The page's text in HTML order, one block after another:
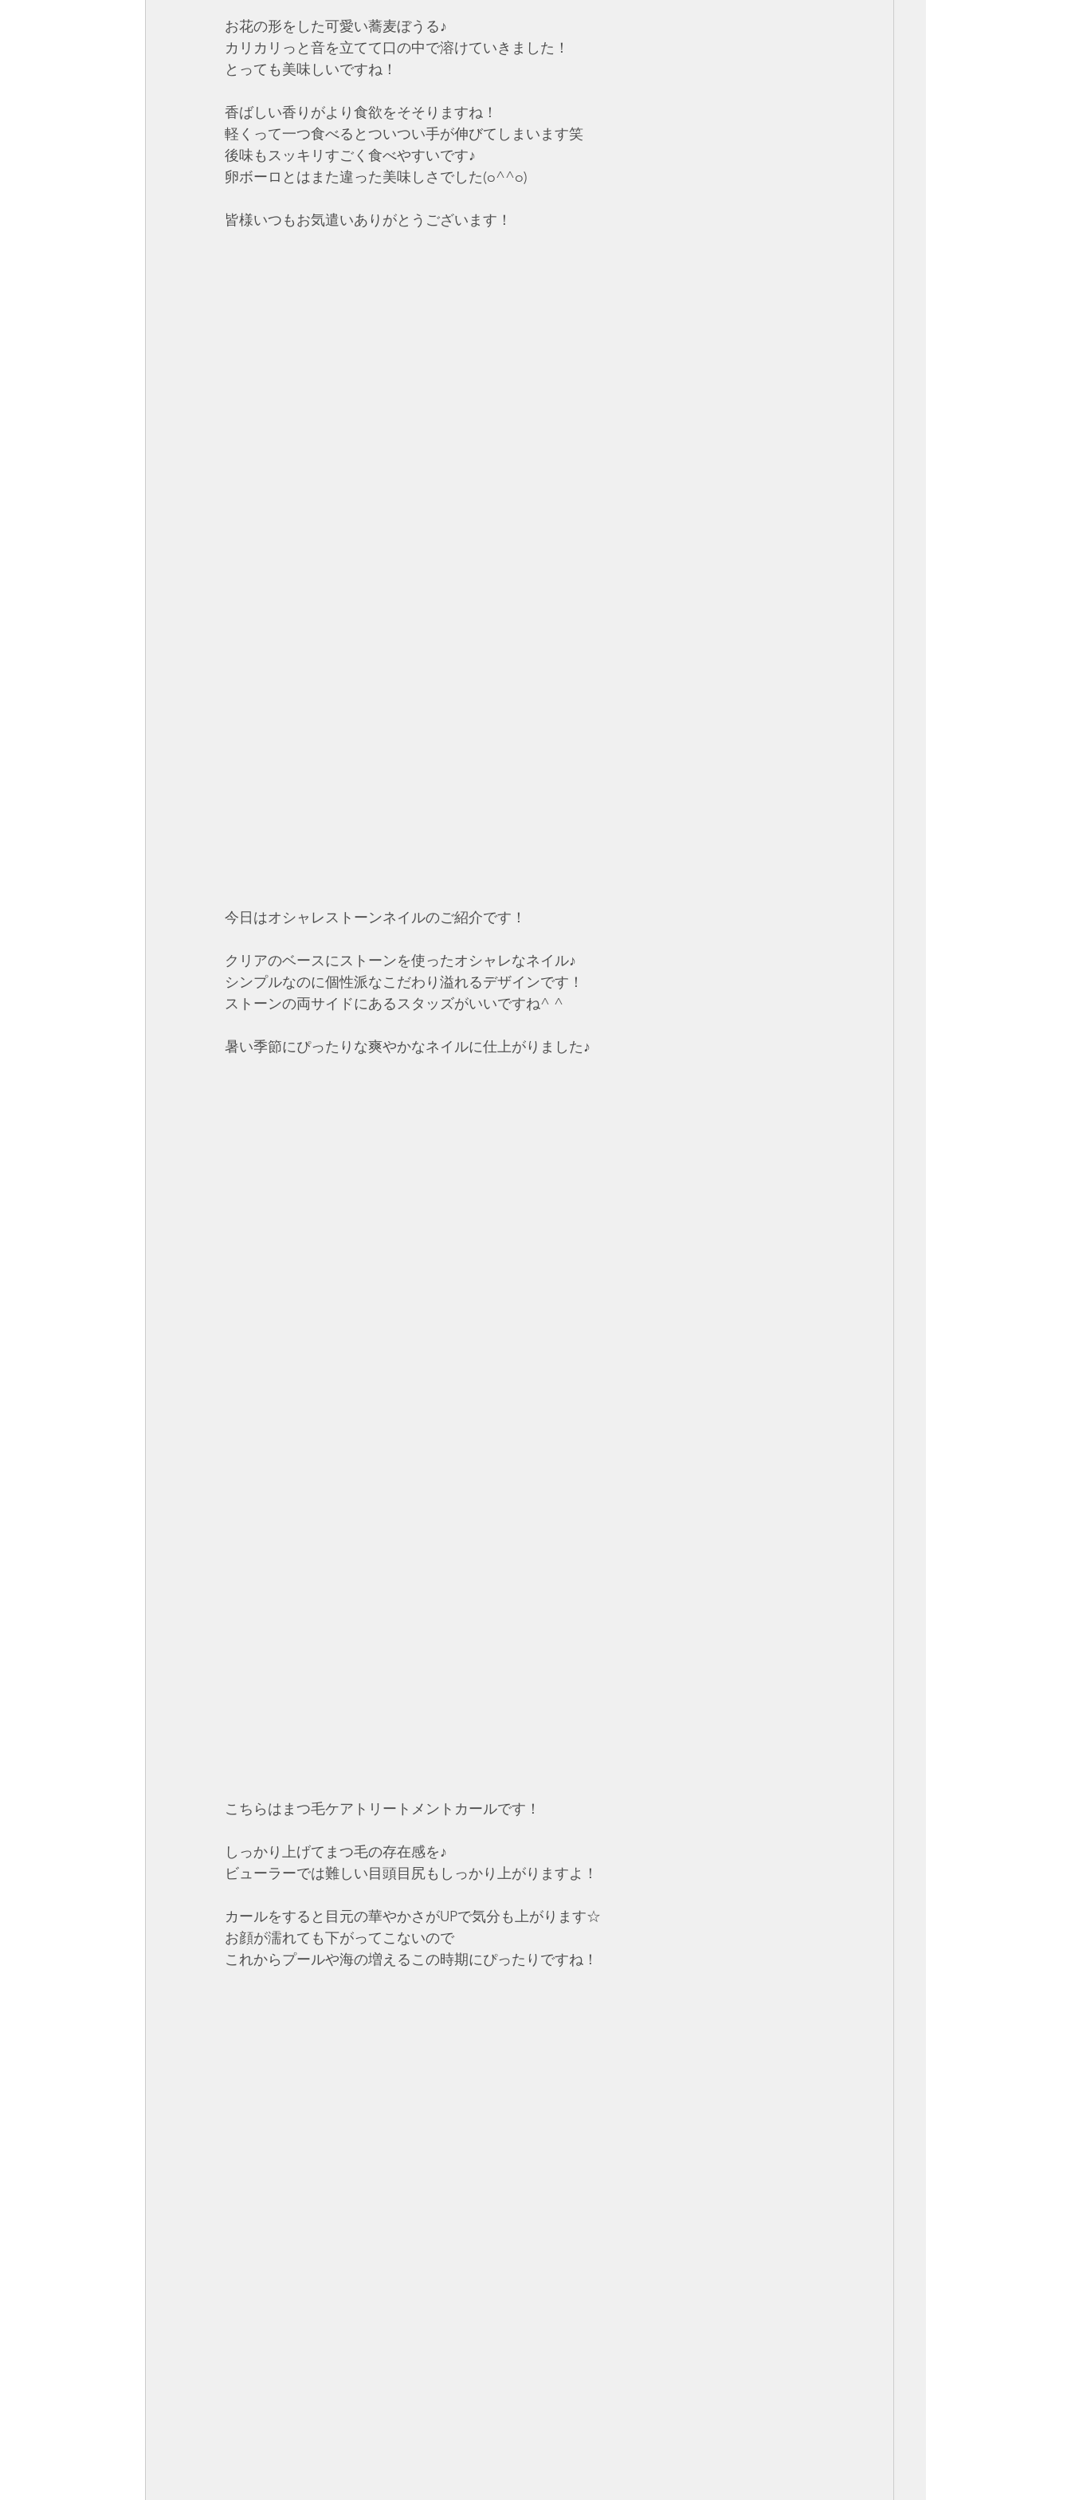
お花の形をした可愛い蕎麦ぼうる♪
カリカリっと音を立てて口の中で溶けていきました！
とっても美味しいですね！
香ばしい香りがより食欲をそそりますね！
軽くって一つ食べるとついつい手が伸びてしまいます笑
後味もスッキリすごく食べやすいです♪
卵ボーロとはまた違った美味しさでした(o^^o)
皆様いつもお気遣いありがとうございます！
今日はオシャレストーンネイルのご紹介です！
クリアのベースにストーンを使ったオシャレなネイル♪
シンプルなのに個性派なこだわり溢れるデザインです！
ストーンの両サイドにあるスタッズがいいですね^ ^
暑い季節にぴったりな爽やかなネイルに仕上がりました♪
こちらはまつ毛ケアトリートメントカールです！
しっかり上げてまつ毛の存在感を♪
ビューラーでは難しい目頭目尻もしっかり上がりますよ！
カールをすると目元の華やかさがUPで気分も上がります☆
お顔が濡れても下がってこないので
これからプールや海の増えるこの時期にぴったりですね！